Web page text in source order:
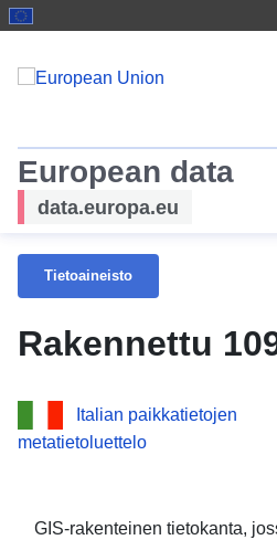
European data
data.europa.eu
Tietoaineisto
Rakennettu
Italian paikkatietojen
metatietoluettelo
GIS-rakenteinen tietokanta,